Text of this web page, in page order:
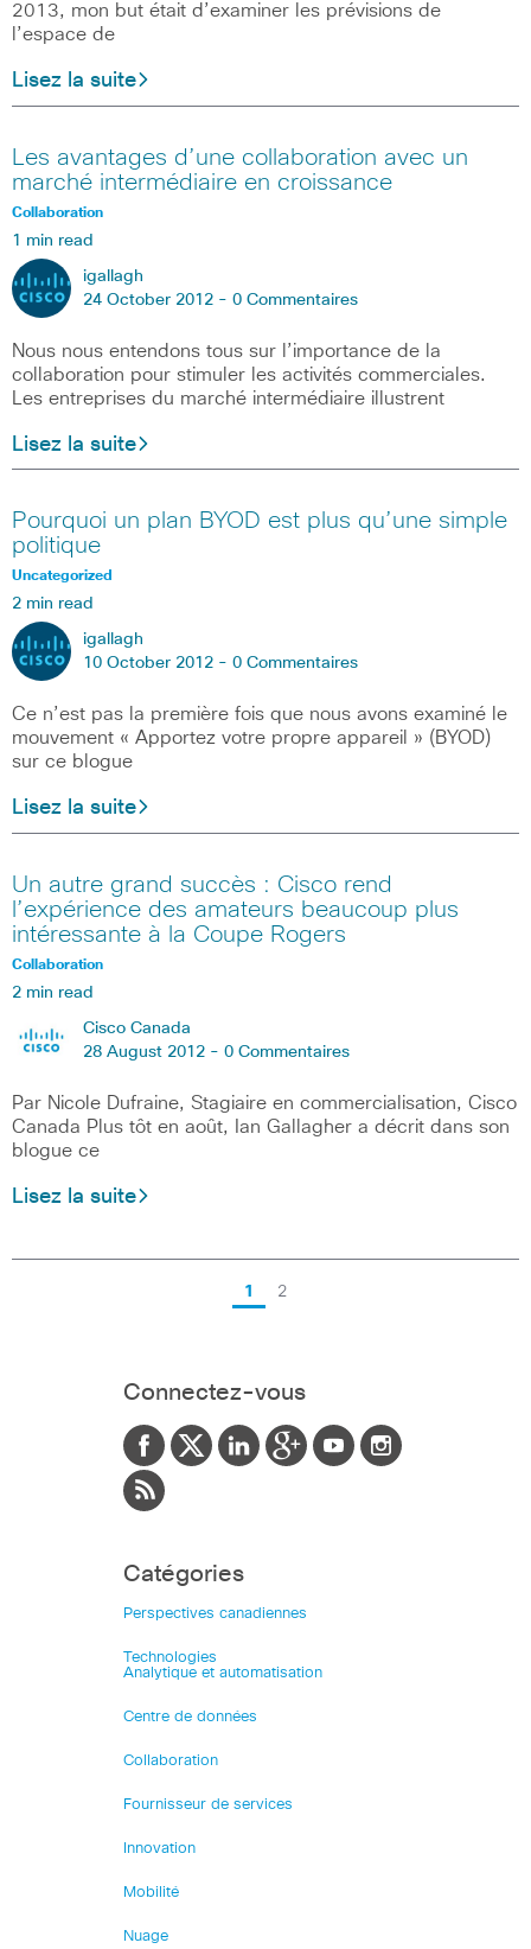
2013, mon but était d’examiner les prévisions de
l’espace de
Lisez la suite
Les avantages d’une collaboration avec un
marché intermédiaire en croissance
Collaboration
1 min read
igallagh
24 October 2012 - 0 Commentaires
Nous nous entendons tous sur l’importance de la
collaboration pour stimuler les activités commerciales.
Les entreprises du marché intermédiaire illustrent
Lisez la suite
Pourquoi un plan BYOD est plus qu’une simple
politique
Uncategorized
2 min read
igallagh
10 October 2012 - 0 Commentaires
Ce n’est pas la première fois que nous avons examiné le
mouvement « Apportez votre propre appareil » (BYOD)
sur ​​ce blogue
Lisez la suite
Un autre grand succès : Cisco rend
l’expérience des amateurs beaucoup plus
intéressante à la Coupe Rogers
Collaboration
2 min read
Cisco Canada
28 August 2012 - 0 Commentaires
Par Nicole Dufraine, Stagiaire en commercialisation, Cisco
Canada Plus tôt en août, Ian Gallagher a décrit dans son
blogue ce
Lisez la suite
1 2
Connectez-vous
Catégories
Perspectives canadiennes
Technologies
Analytique et automatisation
Centre de données
Collaboration
Fournisseur de services
Innovation
Mobilité
Nuage